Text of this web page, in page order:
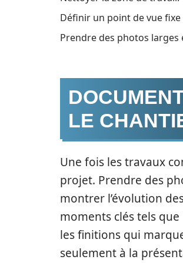
Définir un point de vue fixe
Prendre des photos larges
LE
Une fois les travaux
projet. Prendre des
montrer l’évolution
moments clés tels
les finitions qui
seulement à la